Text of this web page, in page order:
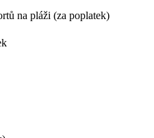
na pláži (za poplatek)